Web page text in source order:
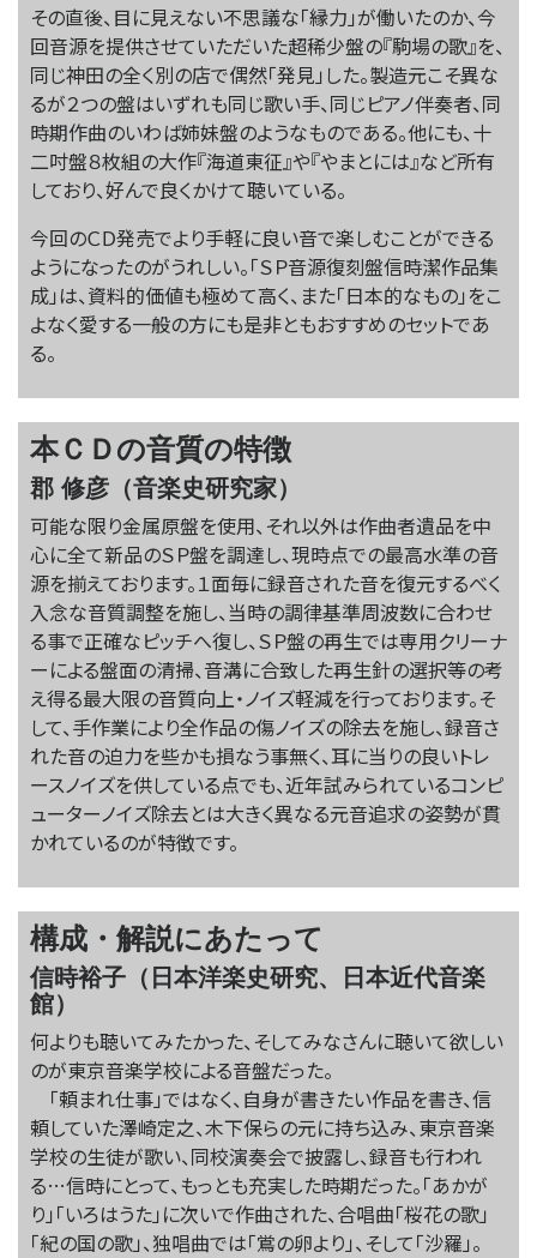
その直後、目に見えない不思議な「縁力」が働いたのか、今
回音源を提供させていただいた超稀少盤の『駒場の歌』を、
同じ神田の全く別の店で偶然「発見」した。製造元こそ異な
るが２つの盤はいずれも同じ歌い手、同じピアノ伴奏者、同
時期作曲のいわば姉妹盤のようなものである。他にも、十
二吋盤８枚組の大作『海道東征』や『やまとには』など所有
しており、好んで良くかけて聴いている。
今回のＣＤ発売でより手軽に良い音で楽しむことができる
ようになったのがうれしい。「ＳＰ音源復刻盤信時潔作品集
成」は、資料的価値も極めて高く、また「日本的なもの」をこ
よなく愛する一般の方にも是非ともおすすめのセットであ
る。
本ＣＤの音質の特徴
郡 修彦（音楽史研究家）
可能な限り金属原盤を使用、それ以外は作曲者遺品を中
心に全て新品のＳＰ盤を調達し、現時点での最高水準の音
源を揃えております。１面毎に録音された音を復元するべく
入念な音質調整を施し、当時の調律基準周波数に合わせ
る事で正確なピッチへ復し、ＳＰ盤の再生では専用クリーナ
ーによる盤面の清掃、音溝に合致した再生針の選択等の考
え得る最大限の音質向上・ノイズ軽減を行っております。そ
して、手作業により全作品の傷ノイズの除去を施し、録音さ
れた音の迫力を些かも損なう事無く、耳に当りの良いトレ
ースノイズを供している点でも、近年試みられているコンピ
ューターノイズ除去とは大きく異なる元音追求の姿勢が貫
かれているのが特徴です。
構成・解説にあたって
信時裕子（日本洋楽史研究、日本近代音楽
館）
何よりも聴いてみたかった、そしてみなさんに聴いて欲しい
のが東京音楽学校による音盤だった。
「頼まれ仕事」ではなく、自身が書きたい作品を書き、信
頼していた澤崎定之、木下保らの元に持ち込み、東京音楽
学校の生徒が歌い、同校演奏会で披露し、録音も行われ
る…信時にとって、もっとも充実した時期だった。「あかが
り」「いろはうた」に次いで作曲された、合唱曲「桜花の歌」
「紀の国の歌」、独唱曲では「鴬の卵より」、そして「沙羅」。